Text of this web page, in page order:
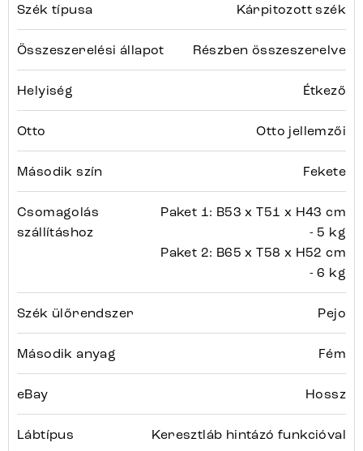
Szék típusa Kárpitozott szék
Összeszerelési állapot Részben összeszerelve
Helyiség Étkező
Otto Otto jellemzői
Második szín Fekete
Csomagolás
szállításhoz
Paket 1: B53 x T51 x H43 cm
- 5 kg
Paket 2: B65 x T58 x H52 cm
- 6 kg
Szék ülőrendszer Pejo
Második anyag Fém
eBay Hossz
Lábtípus Keresztláb hintázó funkcióval